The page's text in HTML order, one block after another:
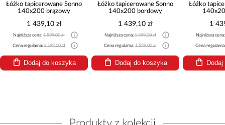
Łóżko tapicerowane Sonno
140x200 brązowy
1 439,10 zł
Najniższa cena:1 599,00 zł
Cena regularna:1 599,00 zł
Dodaj do koszyka
Łóżko tapicerowane Sonno
140x200 bordowy
1 439,10 zł
Najniższa cena:1 599,00 zł
Cena regularna:1 599,00 zł
Dodaj do koszyka
Łóżko
1
Najniższa
Cena